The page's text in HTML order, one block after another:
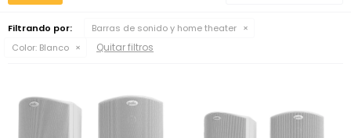
Filtrando por:
Barras de sonido y home theater
Color: Blanco Quitar filtros